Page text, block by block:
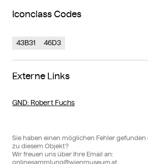
Iconclass Codes
43B31 46D3
Externe Links
GND: Robert Fuchs
Sie haben einen möglichen Fehler
zu diesem Objekt?
Wir freuen uns über Ihre Email an:
onlinesammlung@wienmuseum.at